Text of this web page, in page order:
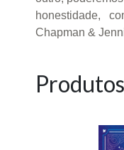
honestidade,
Chapman &